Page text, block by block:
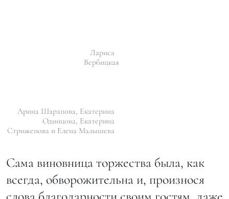
Лариса
Вербицкая
Арина Шарапова, Екатерина
Одинцова, Екатерина
Стриженова и Елена Малышева
Сама виновница торжества была, как
всегда, обворожительна и, произнося